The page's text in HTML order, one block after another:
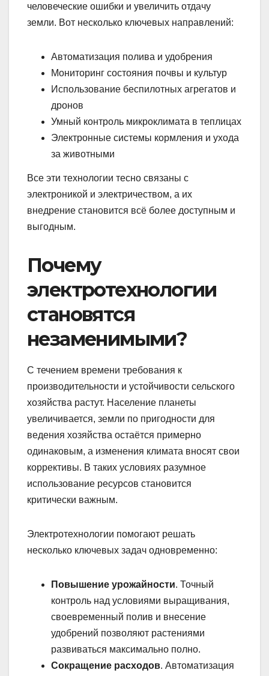
человеческие ошибки и увеличить отдачу
земли. Вот несколько ключевых направлений:
Автоматизация полива и удобрения
Мониторинг состояния почвы и культур
Использование беспилотных агрегатов и
дронов
Умный контроль микроклимата в теплицах
Электронные системы кормления и ухода
за животными
Все эти технологии тесно связаны с
электроникой и электричеством, а их
внедрение становится всё более доступным и
выгодным.
Почему
электротехнологии
становятся
незаменимыми?
С течением времени требования к
производительности и устойчивости сельского
хозяйства растут. Население планеты
увеличивается, земли по пригодности для
ведения хозяйства остаётся примерно
одинаковым, а изменения климата вносят свои
коррективы. В таких условиях разумное
использование ресурсов становится
критически важным.
Электротехнологии помогают решать
несколько ключевых задач одновременно:
Повышение урожайности. Точный
контроль над условиями выращивания,
своевременный полив и внесение
удобрений позволяют растениями
развиваться максимально полно.
Сокращение расходов. Автоматизация